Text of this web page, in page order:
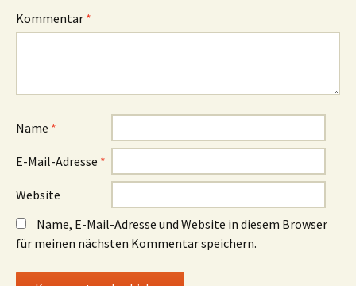
Kommentar *
Name *
E-Mail-Adresse *
Website
Name, E-Mail-Adresse und Website in diesem Browser
für meinen nächsten Kommentar speichern.